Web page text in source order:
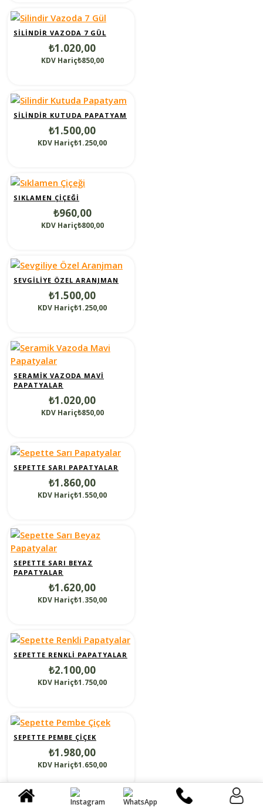
SILINDIR VAZODA 7 GÜL
₺1.020,00
KDV Hariç₺850,00
SILINDIR KUTUDA PAPATYAM
₺1.500,00
KDV Hariç₺1.250,00
SIKLAMEN ÇIÇEĞI
₺960,00
KDV Hariç₺800,00
SEVGILIYE ÖZEL ARANJMAN
₺1.500,00
KDV Hariç₺1.250,00
SERAMIK VAZODA MAVI
PAPATYALAR
₺1.020,00
KDV Hariç₺850,00
SEPETTE SARI PAPATYALAR
₺1.860,00
KDV Hariç₺1.550,00
SEPETTE SARI BEYAZ
PAPATYALAR
₺1.620,00
KDV Hariç₺1.350,00
SEPETTE RENKLI PAPATYALAR
₺2.100,00
KDV Hariç₺1.750,00
SEPETTE PEMBE ÇIÇEK
₺1.980,00
KDV Hariç₺1.650,00